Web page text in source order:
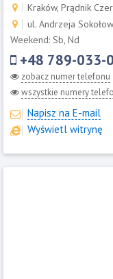
Kraków, Prądnik
ul. Andrzeja
Weekend: Sb, Nd
+48 789-033-
zobacz numer telefonu
wszystkie numery
Napisz na E-mail
Wyświetl witrynę